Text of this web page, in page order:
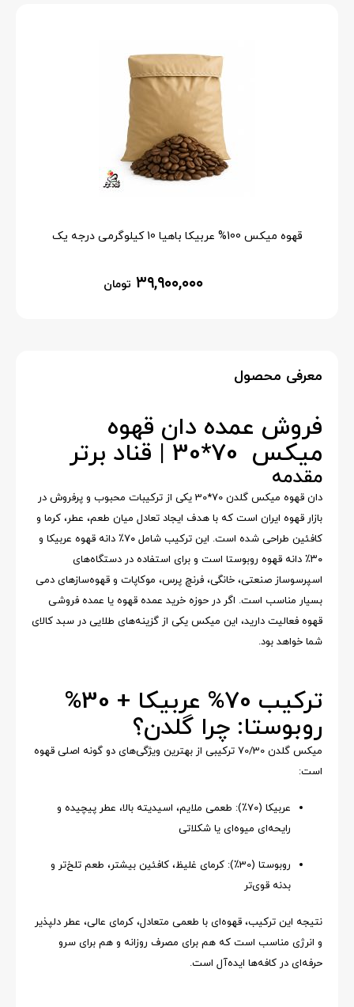
قهوه میکس 100% عربیکا باهیا 10 کیلوگرمی درجه یک
۳۹,۹۰۰,۰۰۰ تومان
معرفی محصول
فروش عمده دان قهوه
میکس 70*30 | قناد برتر
مقدمه
دان قهوه میکس گلدن 70*30 یکی از ترکیبات محبوب و پرفروش در
بازار قهوه ایران است که با هدف ایجاد تعادل میان طعم، عطر، کرما و
کافئین طراحی شده است. این ترکیب شامل ۷۰٪ دانه قهوه عربیکا و
۳۰٪ دانه قهوه روبوستا است و برای استفاده در دستگاه‌های
اسپرسوساز صنعتی، خانگی، فرنچ پرس، موکاپات و قهوه‌سازهای دمی
بسیار مناسب است. اگر در حوزه خرید عمده قهوه یا عمده فروشی
قهوه فعالیت دارید، این میکس یکی از گزینه‌های طلایی در سبد کالای
شما خواهد بود.
ترکیب 70% عربیکا + 30%
روبوستا: چرا گلدن؟
میکس گلدن 70/30 ترکیبی از بهترین ویژگی‌های دو گونه اصلی قهوه
است:
عربیکا (70٪): طعمی ملایم، اسیدیته بالا، عطر پیچیده و
رایحه‌ای میوه‌ای یا شکلاتی
روبوستا (30٪): کرمای غلیظ، کافئین بیشتر، طعم تلخ‌تر و
بدنه قوی‌تر
نتیجه این ترکیب، قهوه‌ای با طعمی متعادل، کرمای عالی، عطر دلپذیر
و انرژی مناسب است که هم برای مصرف روزانه و هم برای سرو
حرفه‌ای در کافه‌ها ایده‌آل است.